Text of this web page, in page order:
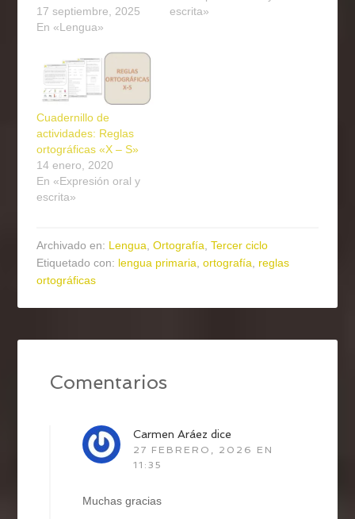
17 septiembre, 2025
En «Lengua»
escrita»
Cuadernillo de
actividades: Reglas
ortográficas «X – S»
14 enero, 2020
En «Expresión oral y
escrita»
Archivado en: Lengua,Ortografía,Tercer ciclo
Etiquetado con: lengua primaria,ortografía, reglas
ortográficas
Comentarios
Carmen Aráez dice
27 FEBRERO, 2026 EN
11:35
Muchas gracias